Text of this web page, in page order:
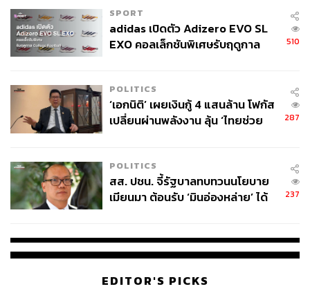
SPORT
adidas เปิดตัว Adizero EVO SL
EXO คอลเล็กชันพิเศษรับฤดูกาล
510
POLITICS
‘เอกนิติ’ เผยเงินกู้ 4 แสนล้าน โฟกัส
เปลี่ยนผ่านพลังงาน ลุ้น ‘ไทยช่วย
287
POLITICS
สส. ปชน. จี้รัฐบาลทบทวนนโยบาย
เมียนมา ต้อนรับ ‘มินอ่องหล่าย’ ได้
237
EDITOR'S PICKS